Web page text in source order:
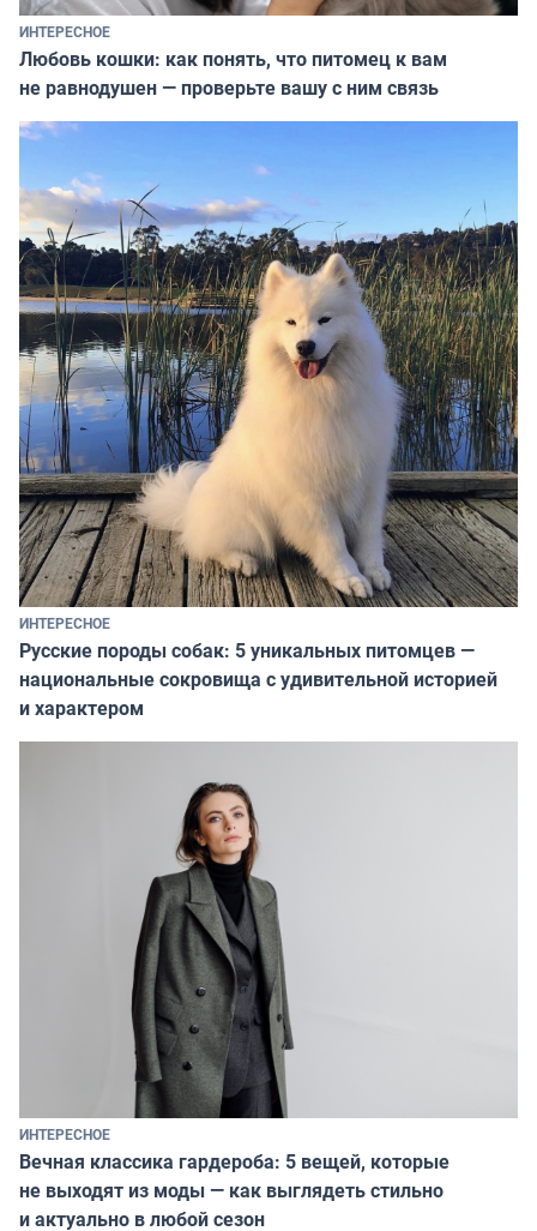
ИНТЕРЕСНОЕ
Любовь кошки: как понять, что питомец к вам
не равнодушен — проверьте вашу с ним связь
ИНТЕРЕСНОЕ
Русские породы собак: 5 уникальных питомцев —
национальные сокровища с удивительной историей
и характером
ИНТЕРЕСНОЕ
Вечная классика гардероба: 5 вещей, которые
не выходят из моды — как выглядеть стильно
и актуально в любой сезон